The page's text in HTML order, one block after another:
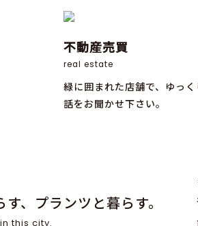
不動産売買
real estate
緑に囲まれた店舗で、ゆっ
話をお聞かせ下さい。
、プランツと暮らす。
this city.